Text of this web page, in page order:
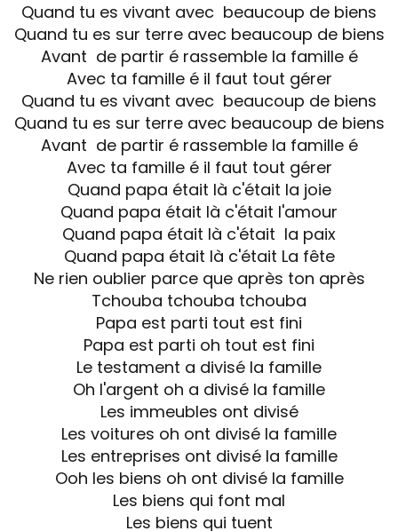
Quand tu es vivant avec beaucoup de biens
Quand tu es sur terre avec beaucoup de biens
Avant de partir é rassemble la famille é
Avec ta famille é il faut tout gérer
Quand tu es vivant avec beaucoup de biens
Quand tu es sur terre avec beaucoup de biens
Avant de partir é rassemble la famille é
Avec ta famille é il faut tout gérer
Quand papa était là c'était la joie
Quand papa était là c'était l'amour
Quand papa était là c'était la paix
Quand papa était là c'était La fête
Ne rien oublier parce que après ton après
Tchouba tchouba tchouba
Papa est parti tout est fini
Papa est parti oh tout est fini
Le testament a divisé la famille
Oh l'argent oh a divisé la famille
Les immeubles ont divisé
Les voitures oh ont divisé la famille
Les entreprises ont divisé la famille
Ooh les biens oh ont divisé la famille
Les biens qui font mal
Les biens qui tuent